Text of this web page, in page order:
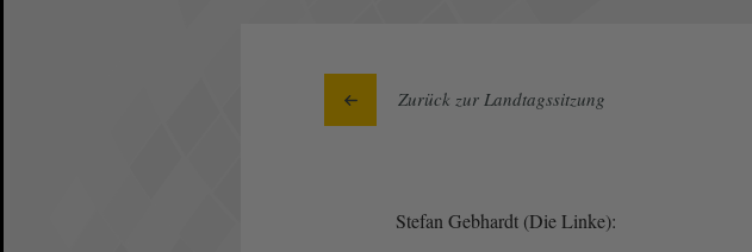
Zurück zur Landtagssitzung
Stefan Gebhardt (Die Linke):